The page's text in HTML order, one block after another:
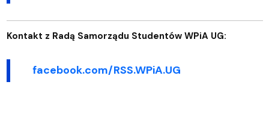
Kontakt z Radą Samorządu Studentów WPiA UG:
facebook.com/RSS.WPiA.UG